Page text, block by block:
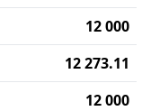
12 000
12 273.11
12 000